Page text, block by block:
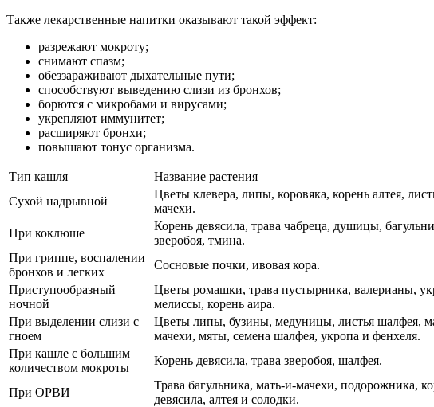
Также лекарственные напитки оказывают такой эффект:
разрежают мокроту;
снимают спазм;
обеззараживают дыхательные пути;
способствуют выведению слизи из бронхов;
борются с микробами и вирусами;
укрепляют иммунитет;
расширяют бронхи;
повышают тонус организма.
Тип кашля Название растения
Сухой надрывной
Цветы клевера, липы, коровяка, корень алтея,
мачехи.
При коклюше
Корень девясила, трава чабреца, душицы,
зверобоя, тмина.
При гриппе, воспалении
бронхов и легких
Сосновые почки, ивовая кора.
Приступообразный
ночной
Цветы ромашки, трава пустырника, валерианы,
мелиссы, корень аира.
При выделении слизи с
гноем
Цветы липы, бузины, медуницы, листья шалфея,
мачехи, мяты, семена шалфея, укропа и фенхеля.
При кашле с большим
количеством мокроты
Корень девясила, трава зверобоя, шалфея.
При ОРВИ
Трава багульника, мать-и-мачехи, подорожника,
девясила, алтея и солодки.